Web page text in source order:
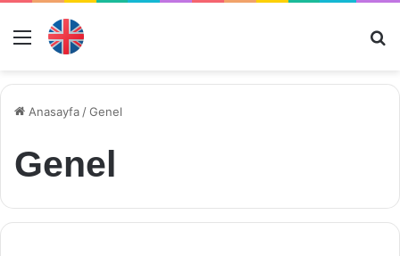
Menü
Anasayfa /Genel
Genel